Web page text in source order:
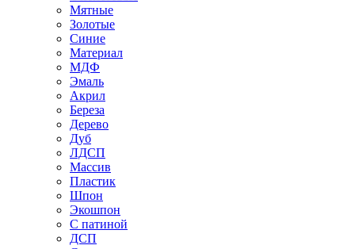
Мятные
Золотые
Синие
Материал
МДФ
Эмаль
Акрил
Береза
Дерево
Дуб
ЛДСП
Массив
Пластик
Шпон
Экошпон
С патиной
ДСП